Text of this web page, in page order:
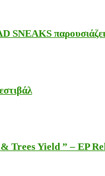
Trees Yield ” – EP